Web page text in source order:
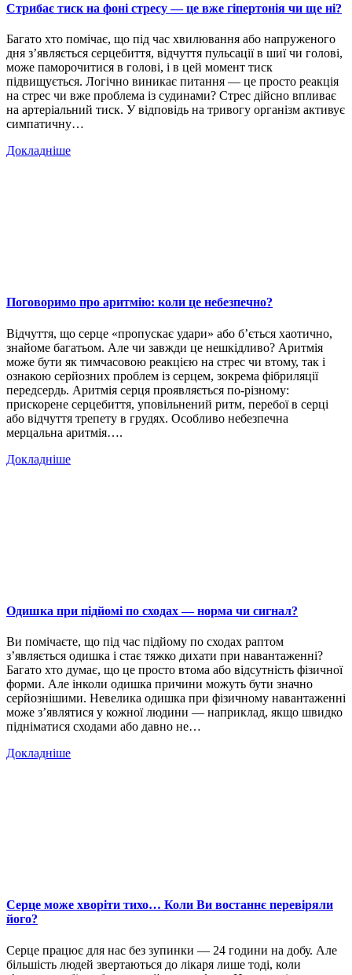
Стрибає тиск на фоні стресу — це вже гіпертонія чи ще ні?
Багато хто помічає, що під час хвилювання або напруженого
дня з’являється серцебиття, відчуття пульсації в шиї чи голові,
може паморочитися в голові, і в цей момент тиск
підвищується. Логічно виникає питання — це просто реакція
на стрес чи вже проблема із судинами? Стрес дійсно впливає
на артеріальний тиск. У відповідь на тривогу організм активує
симпатичну…
Докладніше
Поговоримо про аритмію: коли це небезпечно?
Відчуття, що серце «пропускає удари» або б’ється хаотично,
знайоме багатьом. Але чи завжди це нешкідливо? Аритмія
може бути як тимчасовою реакцією на стрес чи втому, так і
ознакою серйозних проблем із серцем, зокрема фібриляції
передсердь. Аритмія серця проявляється по-різному:
прискорене серцебиття, уповільнений ритм, перебої в серці
або відчуття трепету в грудях. Особливо небезпечна
мерцальна аритмія….
Докладніше
Одишка при підйомі по сходах — норма чи сигнал?
Ви помічаєте, що під час підйому по сходах раптом
з’являється одишка і стає тяжко дихати при навантаженні?
Багато хто думає, що це просто втома або відсутність фізичної
форми. Але інколи одишка причини можуть бути значно
серйознішими. Невелика одишка при фізичному навантаженні
може з’являтися у кожної людини — наприклад, якщо швидко
підніматися сходами або давно не…
Докладніше
Серце може хворіти тихо… Коли Ви востаннє перевіряли
його?
Серце працює для нас без зупинки — 24 години на добу. Але
більшість людей звертаються до лікаря лише тоді, коли